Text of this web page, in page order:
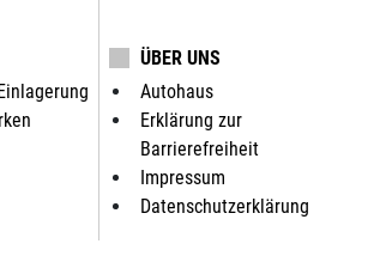
ÜBER UNS
Autohaus
Erklärung zur
Barrierefreiheit
Impressum
Datenschutzerklärung